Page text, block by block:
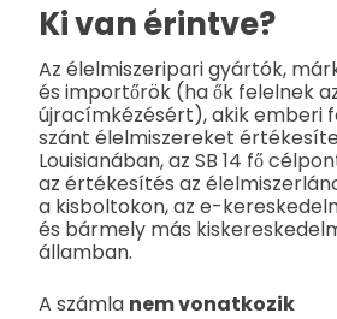
Ki van érintve?
Az élelmiszeripari gyártók,
és importőrök (ha ők felelnek
újracímkézésért), akik emberi
szánt élelmiszereket
Louisianában, az SB 14 fő
az értékesítés az
a kisboltokon, az e-
és bármely más
államban.
A számla nem vonatkozik